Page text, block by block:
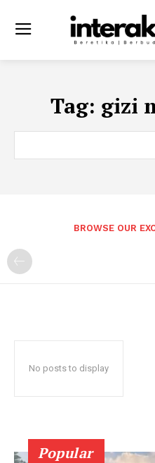
Tag: gizi
BROWSE OUR
No posts to display
Popular